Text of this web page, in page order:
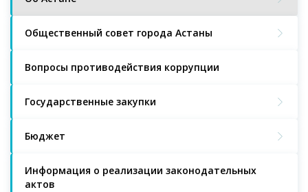
Общественный совет города Астаны
Вопросы противодействия коррупции
Государственные закупки
Бюджет
Информация о реализации законодательных
актов